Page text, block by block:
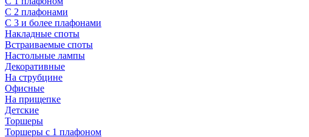
С 2 плафонами
С 3 и более плафонами
Накладные споты
Встраиваемые споты
Настольные лампы
Декоративные
На струбцине
Офисные
На прищепке
Детские
Торшеры
Торшеры с 1 плафоном